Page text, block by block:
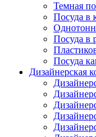
Темная
Посуда в
Посуда в
Посуда
Дизайнерская